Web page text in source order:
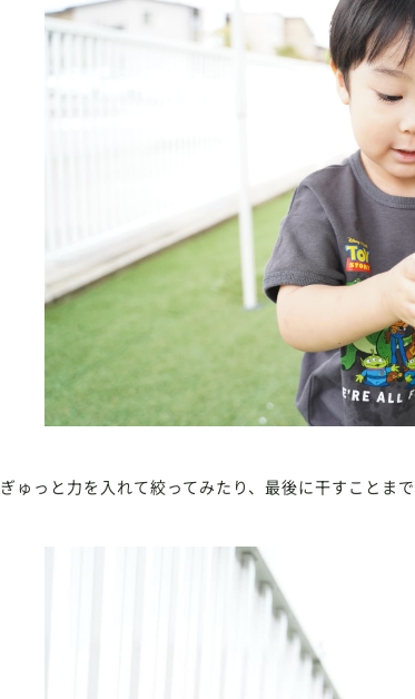
ぎゅっと力を入れて絞ってみたり、最後に干すことま